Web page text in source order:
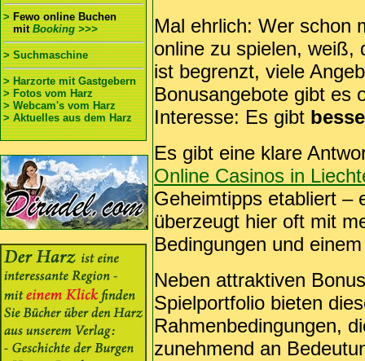
>Fewo online Buchen
mitBooking >>>
> Suchmaschine
> Harzorte mit Gastgebern
> Fotos vom Harz
> Webcam's vom Harz
> Aktuelles aus dem Harz
Mal ehrlich: Wer schon
online zu spielen, weiß,
ist begrenzt, viele
Bonusangebote gibt es
Interesse: Es gibt
Es gibt eine klare
Online Casinos in
Geheimtipps etabliert –
überzeugt hier oft mit
Bedingungen und
Neben attraktiven
Spielportfolio bieten
Rahmenbedingungen,
zunehmend an